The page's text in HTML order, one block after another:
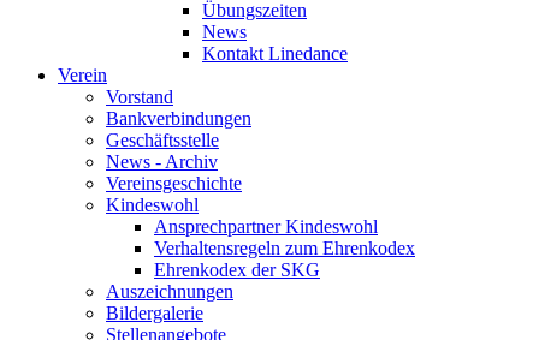
Übungszeiten
News
Kontakt Linedance
Verein
Vorstand
Bankverbindungen
Geschäftsstelle
News - Archiv
Vereinsgeschichte
Kindeswohl
Ansprechpartner Kindeswohl
Verhaltensregeln zum Ehrenkodex
Ehrenkodex der SKG
Auszeichnungen
Bildergalerie
Stellenangebote